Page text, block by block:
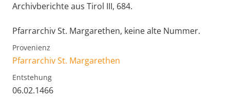
Archivberichte aus Tirol III, 684.
Pfarrarchiv St. Margarethen, keine alte Nummer.
Provenienz
Pfarrarchiv St. Margarethen
Entstehung
06.02.1466